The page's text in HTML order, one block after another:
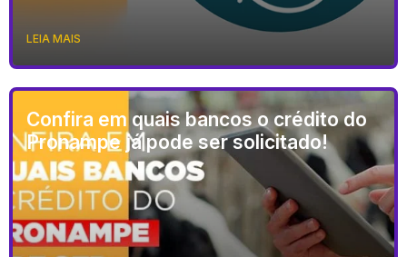
LEIA MAIS
Confira em quais bancos o crédito do
Pronampe já pode ser solicitado!